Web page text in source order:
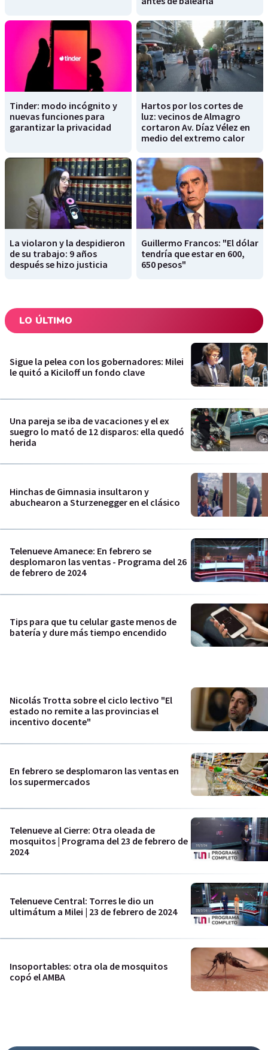
Tinder: modo incógnito y
nuevas funciones para
garantizar la privacidad
Hartos por los cortes de
luz: vecinos de Almagro
cortaron Av. Díaz Vélez en
medio del extremo calor
La violaron y la despidieron
de su trabajo: 9 años
después se hizo justicia
Guillermo Francos: "El dólar
tendría que estar en 600,
650 pesos"
LO ÚLTIMO
Sigue la pelea con los gobernadores: Milei
le quitó a Kiciloff un fondo clave
Una pareja se iba de vacaciones y el ex
suegro lo mató de 12 disparos: ella quedó
herida
Hinchas de Gimnasia insultaron y
abuchearon a Sturzenegger en el clásico
Telenueve Amanece: En febrero se
desplomaron las ventas - Programa del 26
de febrero de 2024
Tips para que tu celular gaste menos de
batería y dure más tiempo encendido
Nicolás Trotta sobre el ciclo lectivo "El
estado no remite a las provincias el
incentivo docente"
En febrero se desplomaron las ventas en
los supermercados
Telenueve al Cierre: Otra oleada de
mosquitos | Programa del 23 de febrero de
2024
Telenueve Central: Torres le dio un
ultimátum a Milei | 23 de febrero de 2024
Insoportables: otra ola de mosquitos
copó el AMBA